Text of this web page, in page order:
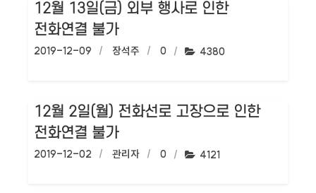
12월 13일(금) 외부 행사로 인한
전화연결 불가
작성일:
2019-12-09 작성자:
장석주 댓글수:
0 조회수:
4380
12월 2일(월) 전화선로 고장으로 인한
전화연결 불가
작성일:
2019-12-02 작성자:
관리자 댓글수:
0 조회수:
4121